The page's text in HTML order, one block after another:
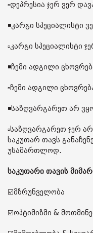
▫️დეპრესია ჯერ ვერ
◾️კარგი სპეციალისტი
▫️კარგი სპეციალისტი
◾️ჩემი ადგილი
▫️ჩემი ადგილი
◾️საზღვარგარეთ არ
▫️საზღვარგარეთ ჯერ
საკუთარ თავს
უსამართლოდ.
საკუთარი თავის
☑️მზრუნველობა
☑️ოპტიმიზმი &